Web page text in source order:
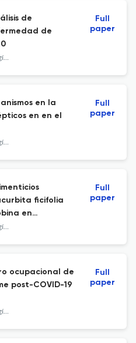
de
de
Boletín de Malariología y Salud Ambiental
Full
paper
en la
en en el
Boletín de Malariología y Salud Ambiental
Full
paper
ficifolia
en
Boletín de Malariología y Salud Ambiental
Full
paper
ocupacional de
post-COVID-19
Boletín de Malariología y Salud Ambiental
Full
paper